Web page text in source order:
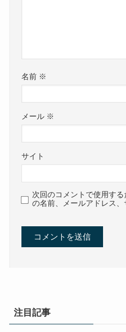
名前 ※
メール ※
サイト
次回のコメントで使用す
の名前、メールアドレス、
注目記事